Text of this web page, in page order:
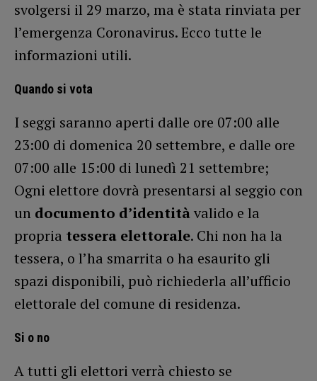
svolgersi il 29 marzo, ma è stata rinviata per
l’emergenza Coronavirus. Ecco tutte le
informazioni utili.
Quando si vota
I seggi saranno aperti dalle ore 07:00 alle
23:00 di domenica 20 settembre, e dalle ore
07:00 alle 15:00 di lunedì 21 settembre;
Ogni elettore dovrà presentarsi al seggio con
un documento d’identitàvalido e la
propria tessera elettorale. Chi non ha la
tessera, o l’ha smarrita o ha esaurito gli
spazi disponibili, può richiederla all’ufficio
elettorale del comune di residenza.
Si o no
A tutti gli elettori verrà chiesto se